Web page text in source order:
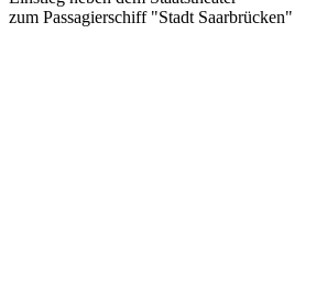
zum Passagierschiff "Stadt Saarbrücken"